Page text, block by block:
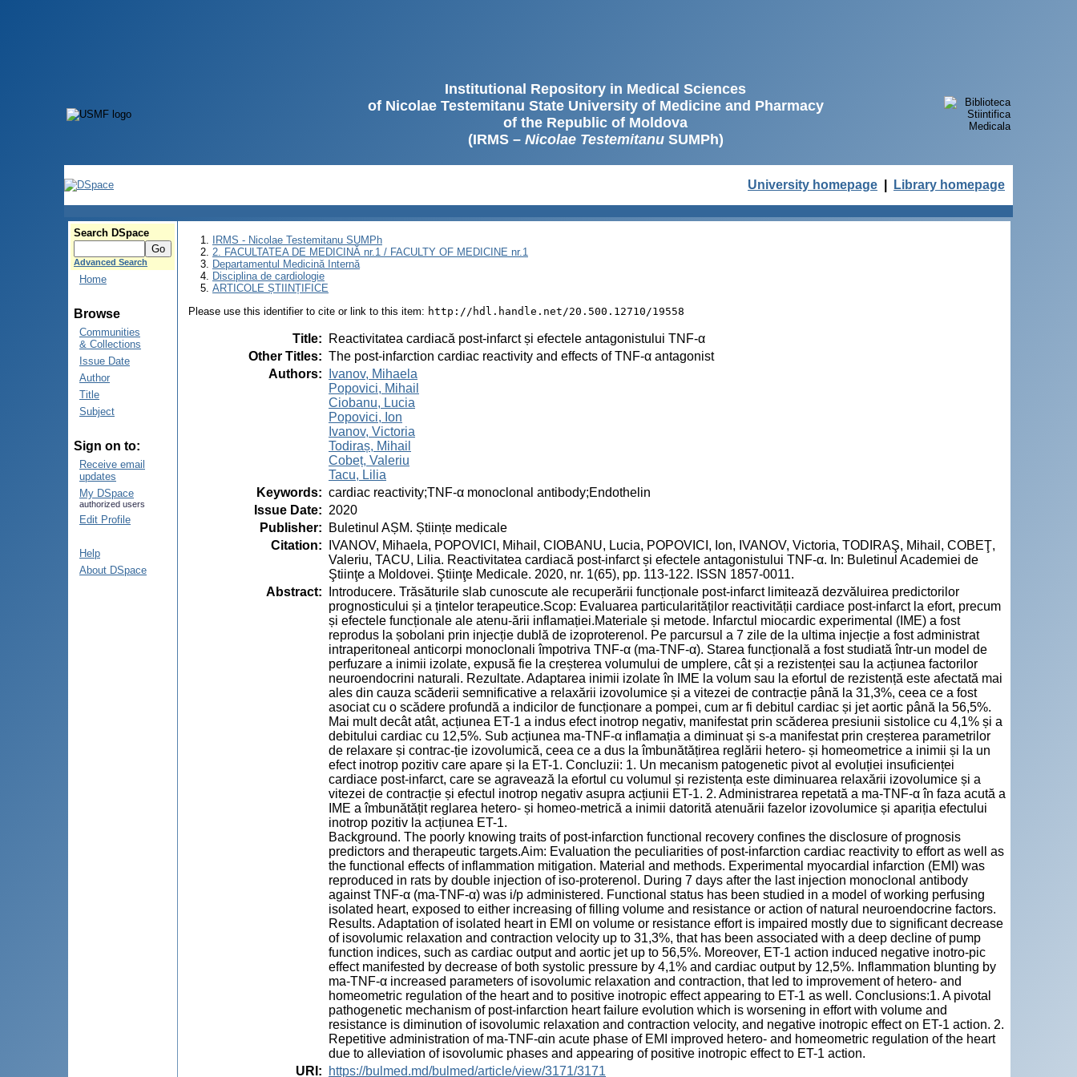
Institutional Repository in Medical Sciences
of Nicolae Testemitanu State University of Medicine and Pharmacy
of the Republic of Moldova
(IRMS – Nicolae TestemitanuSUMPh)
University homepage Library homepage
Search DSpace
Advanced Search
Home
Browse
Communities
& Collections
Issue Date
Author
Title
Subject
Sign on to:
Receive email
updates
My DSpace
authorized users
Edit Profile
Help
About DSpace
IRMS - Nicolae Testemitanu SUMPh
2. FACULTATEA DE MEDICINĂ nr.1 / FACULTY OF MEDICINE nr.1
Departamentul Medicină Internă
Disciplina de cardiologie
ARTICOLE ȘTIINȚIFICE
Please use this identifier to cite or link to this item: http://hdl.handle.net/20.500.12710/19558
Title:
Reactivitatea cardiacă post-infarct și efectele antagonistului TNF-α
Other Titles: The post-infarction cardiac reactivity and effects of TNF-α antagonist
Authors:
Ivanov, Mihaela
Popovici, Mihail
Ciobanu, Lucia
Popovici, Ion
Ivanov, Victoria
Todiraș, Mihail
Cobeț, Valeriu
Tacu, Lilia
Keywords: cardiac reactivity;TNF-α monoclonal antibody;Endothelin
Issue Date: 2020
Publisher:
Buletinul AȘM. Științe medicale
Citation:
IVANOV, Mihaela, POPOVICI, Mihail, CIOBANU, Lucia, POPOVICI, Ion, IVANOV, Victoria, TODIRAŞ, Mihail, COBEŢ,
Valeriu, TACU, Lilia. Reactivitatea cardiacă post-infarct și efectele antagonistului TNF-α. In: Buletinul Academiei de
Ştiinţe a Moldovei. Ştiinţe Medicale. 2020, nr. 1(65), pp. 113-122. ISSN 1857-0011.
Abstract:
Introducere. Trăsăturile slab cunoscute ale recuperării funcționale post-infarct limitează dezvăluirea predictorilor
prognosticului și a țintelor terapeutice.Scop: Evaluarea particularităților reactivității cardiace post-infarct la efort, precum
și efectele funcționale ale atenu-ării inflamației.Materiale și metode. Infarctul miocardic experimental (IME) a fost
reprodus la șobolani prin injecție dublă de izoproterenol. Pe parcursul a 7 zile de la ultima injecție a fost administrat
intraperitoneal anticorpi monoclonali împotriva TNF-α (ma-TNF-α). Starea funcțională a fost studiată într-un model de
perfuzare a inimii izolate, expusă fie la creșterea volumului de umplere, cât și a rezistenței sau la acțiunea factorilor
neuroendocrini naturali. Rezultate. Adaptarea inimii izolate în IME la volum sau la efortul de rezistență este afectată mai
ales din cauza scăderii semnificative a relaxării izovolumice și a vitezei de contracție până la 31,3%, ceea ce a fost
asociat cu o scădere profundă a indicilor de funcționare a pompei, cum ar fi debitul cardiac și jet aortic până la 56,5%.
Mai mult decât atât, acțiunea ET-1 a indus efect inotrop negativ, manifestat prin scăderea presiunii sistolice cu 4,1% și a
debitului cardiac cu 12,5%. Sub acțiunea ma-TNF-α inflamația a diminuat și s-a manifestat prin creșterea parametrilor
de relaxare și contrac-ție izovolumică, ceea ce a dus la îmbunătățirea reglării hetero- și homeometrice a inimii și la un
efect inotrop pozitiv care apare și la ET-1. Concluzii: 1. Un mecanism patogenetic pivot al evoluției insuficienței
cardiace post-infarct, care se agravează la efortul cu volumul și rezistența este diminuarea relaxării izovolumice și a
vitezei de contracție și efectul inotrop negativ asupra acțiunii ET-1. 2. Administrarea repetată a ma-TNF-α în faza acută a
IME a îmbunătățit reglarea hetero- și homeo-metrică a inimii datorită atenuării fazelor izovolumice și apariția efectului
inotrop pozitiv la acțiunea ET-1.
Background. The poorly knowing traits of post-infarction functional recovery confines the disclosure of prognosis
predictors and therapeutic targets.Aim: Evaluation the peculiarities of post-infarction cardiac reactivity to effort as well as
the functional effects of inflammation mitigation. Material and methods. Experimental myocardial infarction (EMI) was
reproduced in rats by double injection of iso-proterenol. During 7 days after the last injection monoclonal antibody
against TNF-α (ma-TNF-α) was i/p administered. Functional status has been studied in a model of working perfusing
isolated heart, exposed to either increasing of filling volume and resistance or action of natural neuroendocrine factors.
Results. Adaptation of isolated heart in EMI on volume or resistance effort is impaired mostly due to significant decrease
of isovolumic relaxation and contraction velocity up to 31,3%, that has been associated with a deep decline of pump
function indices, such as cardiac output and aortic jet up to 56,5%. Moreover, ET-1 action induced negative inotro-pic
effect manifested by decrease of both systolic pressure by 4,1% and cardiac output by 12,5%. Inflammation blunting by
ma-TNF-α increased parameters of isovolumic relaxation and contraction, that led to improvement of hetero- and
homeometric regulation of the heart and to positive inotropic effect appearing to ET-1 as well. Conclusions:1. A pivotal
pathogenetic mechanism of post-infarction heart failure evolution which is worsening in effort with volume and
resistance is diminution of isovolumic relaxation and contraction velocity, and negative inotropic effect on ET-1 action. 2.
Repetitive administration of ma-TNF-αin acute phase of EMI improved hetero- and homeometric regulation of the heart
due to alleviation of isovolumic phases and appearing of positive inotropic effect to ET-1 action.
URI : https://bulmed.md/bulmed/article/view/3171/3171